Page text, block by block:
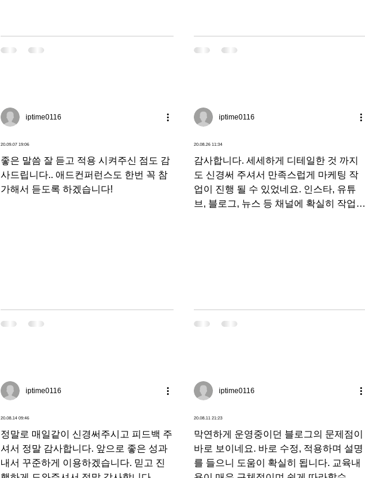
iptime0116
20.09.07 19:06
좋은 말씀 잘 듣고 적용 시켜주신 점도 감
사드립니다.. 애드컨퍼런스도 한번 꼭 참
가해서 듣도록 하겠습니다!
iptime0116
20.08.26 11:34
감사합니다. 세세하게 디테일한 것 까지
도 신경써 주셔서 만족스럽게 마케팅 작
업이 진행 될 수 있었네요. 인스타, 유튜
브, 블로그, 뉴스 등 채널에 확실히 작업
iptime0116
20.08.14 09:46
정말로 매일같이 신경써주시고 피드백 주
셔서 정말 감사합니다. 앞으로 좋은 성과
내서 꾸준하게 이용하겠습니다. 믿고 진
iptime0116
20.08.11 21:23
막연하게 운영중이던 블로그의 문제점이
바로 보이네요. 바로 수정, 적용하며 설명
를 들으니 도움이 확실히 됩니다. 교육내